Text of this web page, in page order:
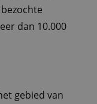
dan 10.000
gebied van